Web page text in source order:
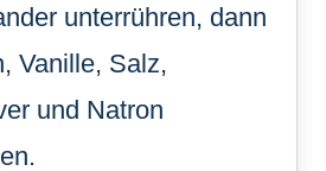
unterrühren, dann
Vanille, Salz,
und Natron